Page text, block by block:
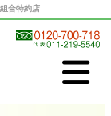
合特約店